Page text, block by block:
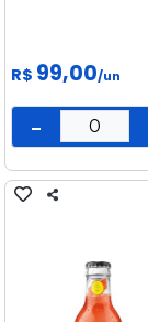
R$ 99,00/un
-